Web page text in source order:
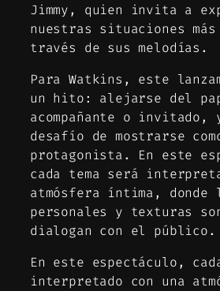
Jimmy, quien invita a
nuestras situaciones
través de sus melodías.
Para Watkins, este
un hito: alejarse del
acompañante o invitado,
desafío de mostrarse
protagonista. En este
cada tema será
atmósfera íntima, donde
personales y texturas
dialogan con el público.
En este espectáculo,
interpretado con una